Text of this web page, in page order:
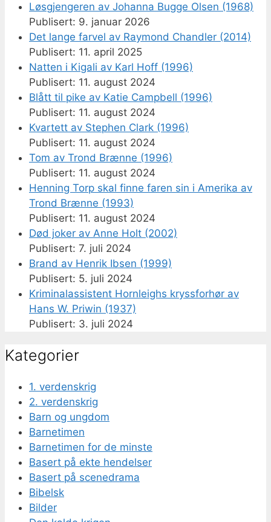
Løsgjengeren av Johanna Bugge Olsen (1968)
9. januar 2026
Det lange farvel av Raymond Chandler (2014)
11. april 2025
Natten i Kigali av Karl Hoff (1996)
11. august 2024
Blått til pike av Katie Campbell (1996)
11. august 2024
Kvartett av Stephen Clark (1996)
11. august 2024
Tom av Trond Brænne (1996)
11. august 2024
Henning Torp skal finne faren sin i Amerika av
Trond Brænne (1993)
11. august 2024
Død joker av Anne Holt (2002)
7. juli 2024
Brand av Henrik Ibsen (1999)
5. juli 2024
Kriminalassistent Hornleighs kryssforhør av
Hans W. Priwin (1937)
3. juli 2024
Kategorier
1. verdenskrig
2. verdenskrig
Barn og ungdom
Barnetimen
Barnetimen for de minste
Basert på ekte hendelser
Basert på scenedrama
Bibelsk
Bilder